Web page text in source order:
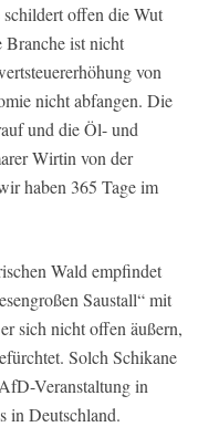
offen die Wut
Branche ist nicht
von
nicht abfangen. Die
und die Öl- und
Wirtin von der
haben 365 Tage im
Wald empfindet
Saustall“ mit
sich nicht offen äußern,
Solch Schikane
Veranstaltung in
in Deutschland.